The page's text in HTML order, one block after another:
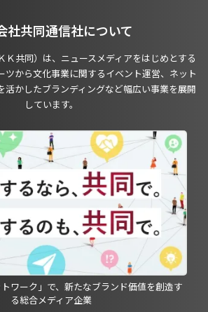
社共同通信社について
Ｋ共同）は、ニュースメディアをはじめとする
ツから文化事業に関するイベント運営、ネット
活かしたブランディングなど幅広い事業を展開
しています。
トワーク」で、新たなブランド価値を創造す
る総合メディア企業